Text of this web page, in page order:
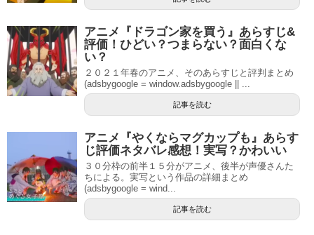
アニメ『ドラゴン家を買う』あらすじ&
評価！ひどい？つまらない？面白くな
い？
２０２１年春のアニメ、そのあらすじと評判まとめ
(adsbygoogle = window.adsbygoogle || ...
記事を読む
アニメ『やくならマグカップも』あらす
じ評価ネタバレ感想！実写？かわいい
３０分枠の前半１５分がアニメ、後半が声優さんた
ちによる。実写という作品の詳細まとめ
(adsbygoogle = wind...
記事を読む